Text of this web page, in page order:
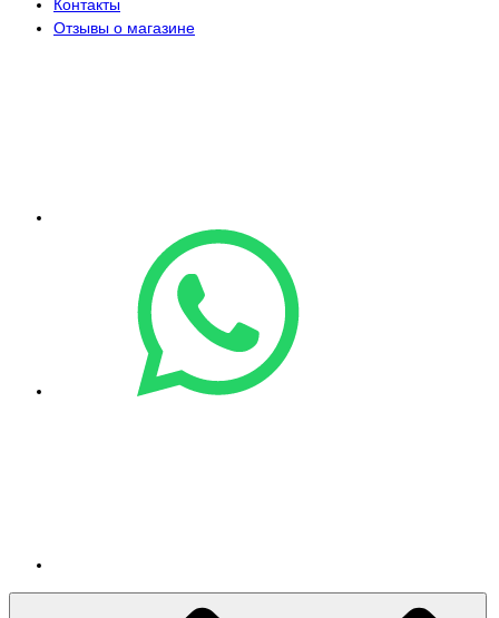
Контакты
Отзывы о магазине